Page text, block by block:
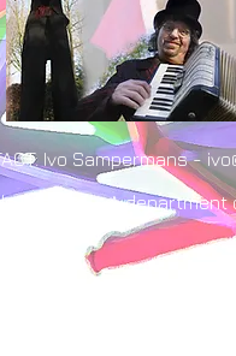
Ivo Sampermans -
Events - A department